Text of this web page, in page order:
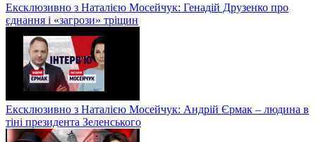
Ексклюзивно з Наталією Мосейчук: Генадій Друзенко про
єднання і «загрози» тріщин
Ексклюзивно з Наталією Мосейчук: Андрій Єрмак – людина в
тіні президента Зеленського